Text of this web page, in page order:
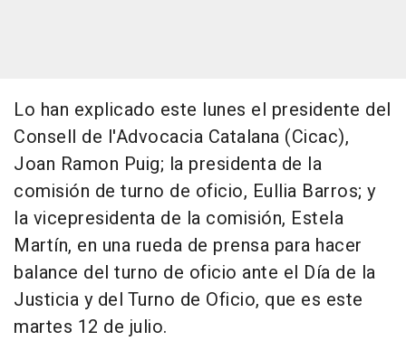
Lo han explicado este lunes el presidente del
Consell de l'Advocacia Catalana (Cicac),
Joan Ramon Puig; la presidenta de la
comisión de turno de oficio, Eullia Barros; y
la vicepresidenta de la comisión, Estela
Martín, en una rueda de prensa para hacer
balance del turno de oficio ante el Día de la
Justicia y del Turno de Oficio, que es este
martes 12 de julio.